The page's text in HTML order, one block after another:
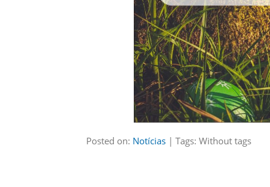
Posted on: Notícias| Tags: Without tags